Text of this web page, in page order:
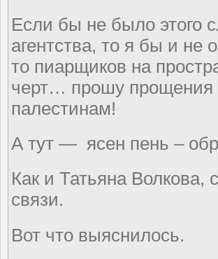
Если бы не было этого
агентства, то я бы и не
то пиарщиков на
черт… прошу прощения
палестинам!
А тут — ясен пень –
Как и Татьяна Волкова,
связи.
Вот что выяснилось.